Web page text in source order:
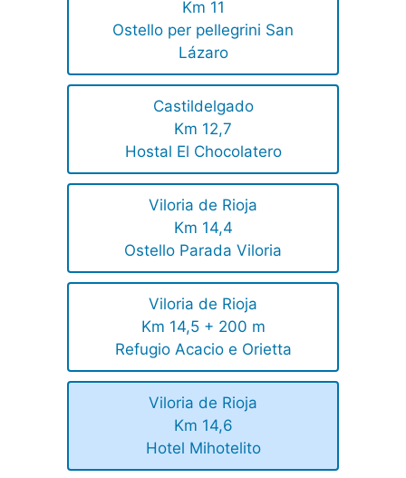
Km 11
Ostello per pellegrini San
Lázaro
Castildelgado
Km 12,7
Hostal El Chocolatero
Viloria de Rioja
Km 14,4
Ostello Parada Viloria
Viloria de Rioja
Km 14,5 + 200 m
Refugio Acacio e Orietta
Viloria de Rioja
Km 14,6
Hotel Mihotelito